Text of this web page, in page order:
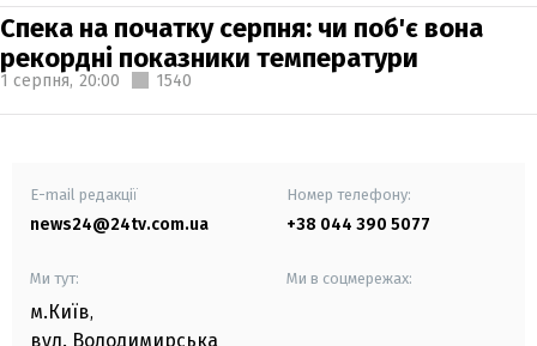
Спека на початку серпня: чи поб'є вона
рекордні показники температури
1 серпня, 20:00 1540
E-mail редакції
news24@24tv.com.ua
Номер телефону:
+38 044 390 5077
Ми тут:
м.Київ,
вул. Володимирська
Ми в соцмережах: